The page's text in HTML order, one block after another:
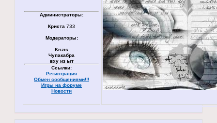
Администраторы:
Криста 733
Модераторы:
Krizis
Чупакабра
вху из ыт
Ссылки:
Регистрация
Обмен сообщениями!!!
Игры на форуме
Новости